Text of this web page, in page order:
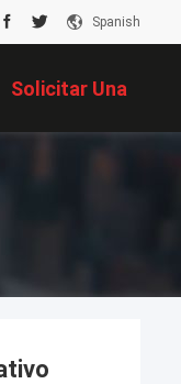
Spanish
Solicitar Una
Cotización